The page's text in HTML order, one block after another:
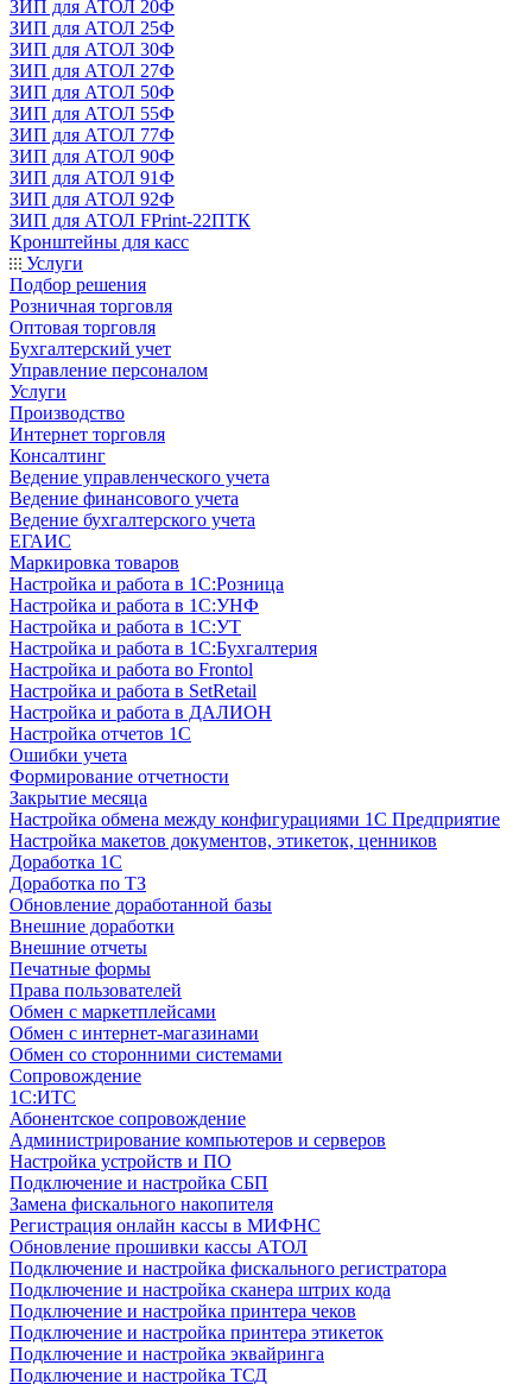
ЗИП для АТОЛ 20Ф
ЗИП для АТОЛ 25Ф
ЗИП для АТОЛ 30Ф
ЗИП для АТОЛ 27Ф
ЗИП для АТОЛ 50Ф
ЗИП для АТОЛ 55Ф
ЗИП для АТОЛ 77Ф
ЗИП для АТОЛ 90Ф
ЗИП для АТОЛ 91Ф
ЗИП для АТОЛ 92Ф
ЗИП для АТОЛ FPrint-22ПТК
Кронштейны для касс
Услуги
Подбор решения
Розничная торговля
Оптовая торговля
Бухгалтерский учет
Управление персоналом
Услуги
Производство
Интернет торговля
Консалтинг
Ведение управленческого учета
Ведение финансового учета
Ведение бухгалтерского учета
ЕГАИС
Маркировка товаров
Настройка и работа в 1С:Розница
Настройка и работа в 1С:УНФ
Настройка и работа в 1С:УТ
Настройка и работа в 1С:Бухгалтерия
Настройка и работа во Frontol
Настройка и работа в SetRetail
Настройка и работа в ДАЛИОН
Настройка отчетов 1С
Ошибки учета
Формирование отчетности
Закрытие месяца
Настройка обмена между конфигурациями 1С Предприятие
Настройка макетов документов, этикеток, ценников
Доработка 1С
Доработка по ТЗ
Обновление доработанной базы
Внешние доработки
Внешние отчеты
Печатные формы
Права пользователей
Обмен с маркетплейсами
Обмен с интернет-магазинами
Обмен со сторонними системами
Сопровождение
1C:ИТС
Абонентское сопровождение
Администрирование компьютеров и серверов
Настройка устройств и ПО
Подключение и настройка СБП
Замена фискального накопителя
Регистрация онлайн кассы в МИФНС
Обновление прошивки кассы АТОЛ
Подключение и настройка фискального регистратора
Подключение и настройка сканера штрих кода
Подключение и настройка принтера чеков
Подключение и настройка принтера этикеток
Подключение и настройка эквайринга
Подключение и настройка ТСД